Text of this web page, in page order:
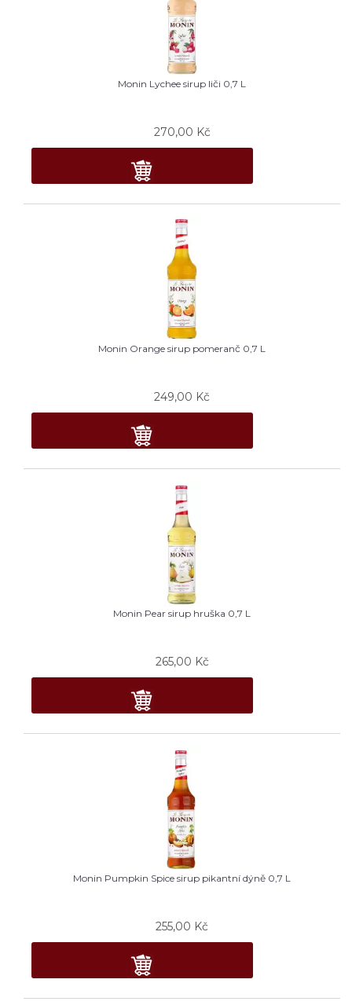
Monin Lychee sirup liči 0,7 L
270,00 Kč
Monin Orange sirup pomeranč 0,7 L
249,00 Kč
Monin Pear sirup hruška 0,7 L
265,00 Kč
Monin Pumpkin Spice sirup pikantní dýně 0,7 L
255,00 Kč